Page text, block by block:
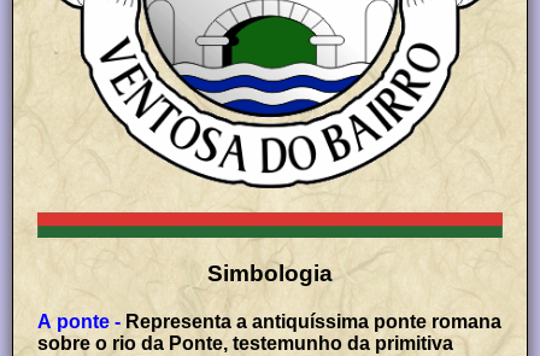
Simbologia
A ponte - Representa a antiquíssima ponte romana
sobre o rio da Ponte, testemunho da primitiva